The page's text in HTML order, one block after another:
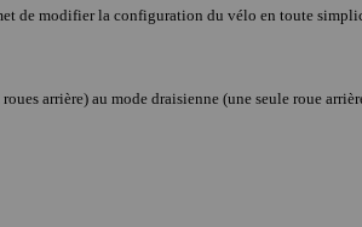
de modifier la configuration du vélo en toute
arrière) au mode draisienne (une seule roue